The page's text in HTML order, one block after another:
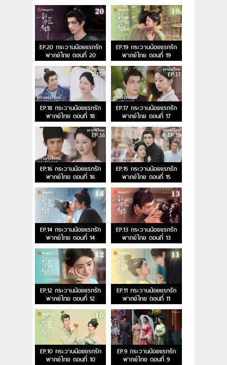
EP.20 กระวานน้อยแรกรัก
พากย์ไทย ตอนที่ 20
EP.19 กระวานน้อยแรกรัก
พากย์ไทย ตอนที่ 19
EP.18 กระวานน้อยแรกรัก
พากย์ไทย ตอนที่ 18
EP.17 กระวานน้อยแรกรัก
พากย์ไทย ตอนที่ 17
EP.16 กระวานน้อยแรกรัก
พากย์ไทย ตอนที่ 16
EP.15 กระวานน้อยแรกรัก
พากย์ไทย ตอนที่ 15
EP.14 กระวานน้อยแรกรัก
พากย์ไทย ตอนที่ 14
EP.13 กระวานน้อยแรกรัก
พากย์ไทย ตอนที่ 13
EP.12 กระวานน้อยแรกรัก
พากย์ไทย ตอนที่ 12
EP.11 กระวานน้อยแรกรัก
พากย์ไทย ตอนที่ 11
EP.10 กระวานน้อยแรกรัก
พากย์ไทย ตอนที่ 10
EP.9 กระวานน้อยแรกรัก
พากย์ไทย ตอนที่ 9